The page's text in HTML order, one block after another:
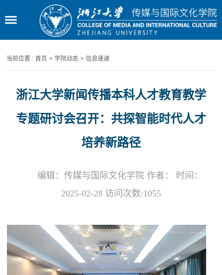
当前位置 : 首页 > 学院动态 > 信息速递
浙江大学新闻传播本科人才教育教学
专题研讨会召开：共探智能时代人才
培养新路径
编辑：传媒与国际文化学院 作者： 时间：
2025-02-28 访问次数:1055